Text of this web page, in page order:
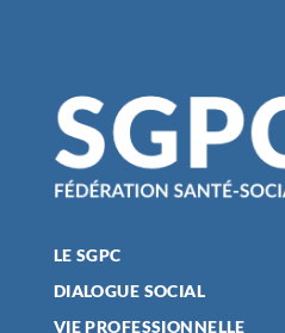
LE SGPC
DIALOGUE SOCIAL
VIE PROFESSIONNELLE